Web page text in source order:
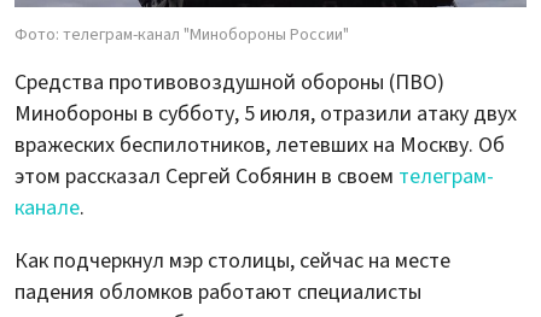
Фото: телеграм-канал "Минобороны России"
Средства противовоздушной обороны (ПВО)
Минобороны в субботу, 5 июля, отразили атаку двух
вражеских беспилотников, летевших на Москву. Об
этом рассказал Сергей Собянин в своем телеграм-
канале.
Как подчеркнул мэр столицы, сейчас на месте
падения обломков работают специалисты